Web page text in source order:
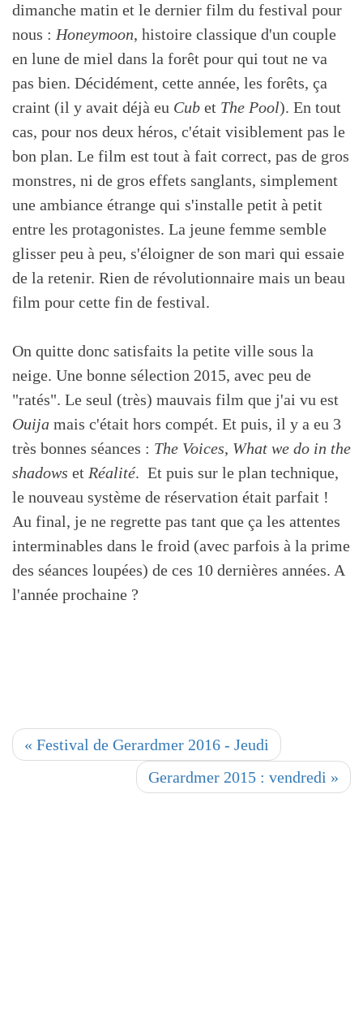
dimanche matin et le dernier film du festival pour
nous : Honeymoon, histoire classique d'un couple
en lune de miel dans la forêt pour qui tout ne va
pas bien. Décidément, cette année, les forêts, ça
craint (il y avait déjà eu Cub et The Pool). En tout
cas, pour nos deux héros, c'était visiblement pas le
bon plan. Le film est tout à fait correct, pas de gros
monstres, ni de gros effets sanglants, simplement
une ambiance étrange qui s'installe petit à petit
entre les protagonistes. La jeune femme semble
glisser peu à peu, s'éloigner de son mari qui essaie
de la retenir. Rien de révolutionnaire mais un beau
film pour cette fin de festival.
On quitte donc satisfaits la petite ville sous la
neige. Une bonne sélection 2015, avec peu de
"ratés". Le seul (très) mauvais film que j'ai vu est
Ouija mais c'était hors compét. Et puis, il y a eu 3
très bonnes séances : The Voices, What we do in the
shadows et Réalité. Et puis sur le plan technique,
le nouveau système de réservation était parfait !
Au final, je ne regrette pas tant que ça les attentes
interminables dans le froid (avec parfois à la prime
des séances loupées) de ces 10 dernières années. A
l'année prochaine ?
« Festival de Gerardmer 2016 - Jeudi
Gerardmer 2015 : vendredi »